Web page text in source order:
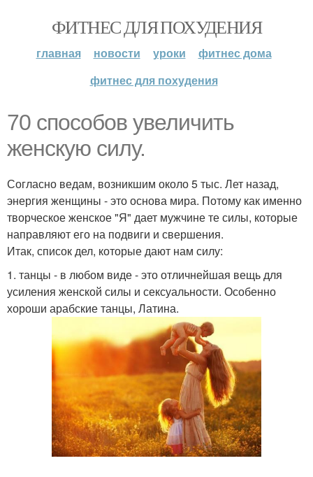
ФИТНЕС ДЛЯ ПОХУДЕНИЯ
главная новости уроки
фитнес дома
фитнес для похудения
70 способов увеличить
женскую силу.
Согласно ведам, возникшим около 5 тыс. Лет назад,
энергия женщины - это основа мира. Потому как именно
творческое женское "Я" дает мужчине те силы, которые
направляют его на подвиги и свершения.
Итак, список дел, которые дают нам силу:
1. танцы - в любом виде - это отличнейшая вещь для
усиления женской силы и сексуальности. Особенно
хороши арабские танцы, Латина.